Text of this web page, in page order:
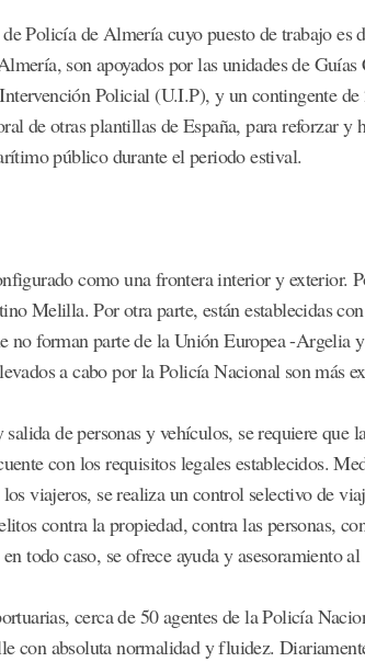
Policía de Almería cuyo puesto de trabajo es
son apoyados por las unidades de
Policial (U.I.P), y un contingente de
de otras plantillas de España, para reforzar y
público durante el periodo estival.
como una frontera interior y exterior.
Melilla. Por otra parte, están establecidas
no forman parte de la Unión Europea -Argelia
a cabo por la Policía Nacional son más
de personas y vehículos, se requiere que
con los requisitos legales establecidos.
viajeros, se realiza un control selectivo de
contra la propiedad, contra las personas,
todo caso, se ofrece ayuda y asesoramiento
cerca de 50 agentes de la Policía
con absoluta normalidad y fluidez.